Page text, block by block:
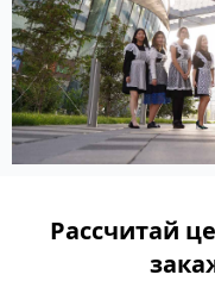
Рассчитай